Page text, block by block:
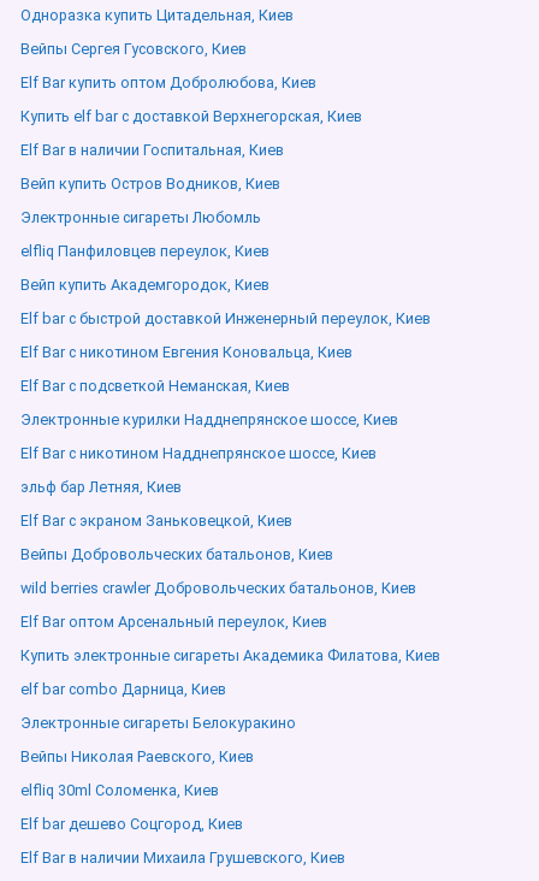
Одноразка купить Цитадельная, Киев
Вейпы Сергея Гусовского, Киев
Elf Bar купить оптом Добролюбова, Киев
Купить elf bar с доставкой Верхнегорская, Киев
Elf Bar в наличии Госпитальная, Киев
Вейп купить Остров Водников, Киев
Электронные сигареты Любомль
elfliq Панфиловцев переулок, Киев
Вейп купить Академгородок, Киев
Elf bar с быстрой доставкой Инженерный переулок, Киев
Elf Bar с никотином Евгения Коновальца, Киев
Elf Bar с подсветкой Неманская, Киев
Электронные курилки Надднепрянское шоссе, Киев
Elf Bar с никотином Надднепрянское шоссе, Киев
эльф бар Летняя, Киев
Elf Bar с экраном Заньковецкой, Киев
Вейпы Добровольческих батальонов, Киев
wild berries crawler Добровольческих батальонов, Киев
Elf Bar оптом Арсенальный переулок, Киев
Купить электронные сигареты Академика Филатова, Киев
elf bar combo Дарница, Киев
Электронные сигареты Белокуракино
Вейпы Николая Раевского, Киев
elfliq 30ml Соломенка, Киев
Elf bar дешево Соцгород, Киев
Elf Bar в наличии Михаила Грушевского, Киев